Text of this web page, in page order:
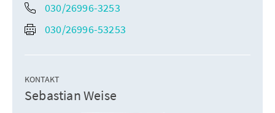
030/26996-3253
030/26996-53253
KONTAKT
Sebastian Weise